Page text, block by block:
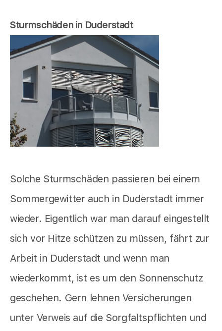
Sturmschäden in Duderstadt
Solche Sturmschäden passieren bei einem
Sommergewitter auch in Duderstadt immer
wieder. Eigentlich war man darauf eingestellt
sich vor Hitze schützen zu müssen, fährt zur
Arbeit in Duderstadt und wenn man
wiederkommt, ist es um den Sonnenschutz
geschehen. Gern lehnen Versicherungen
unter Verweis auf die Sorgfaltspflichten und